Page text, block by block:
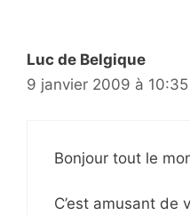
Luc de Belgique
9 janvier 2009 à 10:35
Bonjour tout le
C’est amusant de